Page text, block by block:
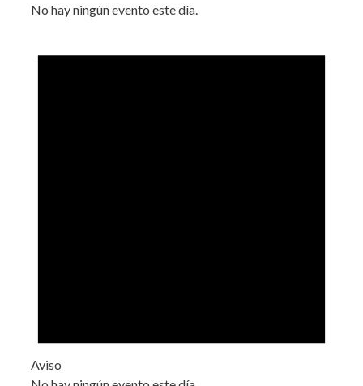
No hay ningún evento este día.
Aviso